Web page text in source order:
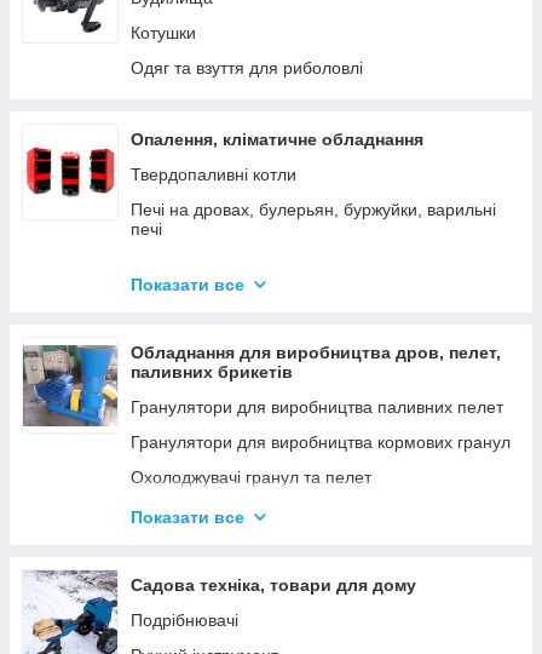
Човники ΩMega
Лодки Grif boat
Котушки
Одяг та взуття для риболовлі
Опалення, кліматичне обладнання
Твердопаливні котли
Печі на дровах, булерьян, буржуйки, варильні
печі
Котли електричні
Газові котли
Аксесуари для твердопаливних котлів
Показати все
Обладнання для виробництва дров, пелет,
паливних брикетів
Гранулятори для виробництва паливних пелет
Гранулятори для виробництва кормових гранул
Охолоджувачі гранул та пелет
Подрібнювачі
Дровоколи
Показати все
Садова техніка, товари для дому
Подрібнювачі